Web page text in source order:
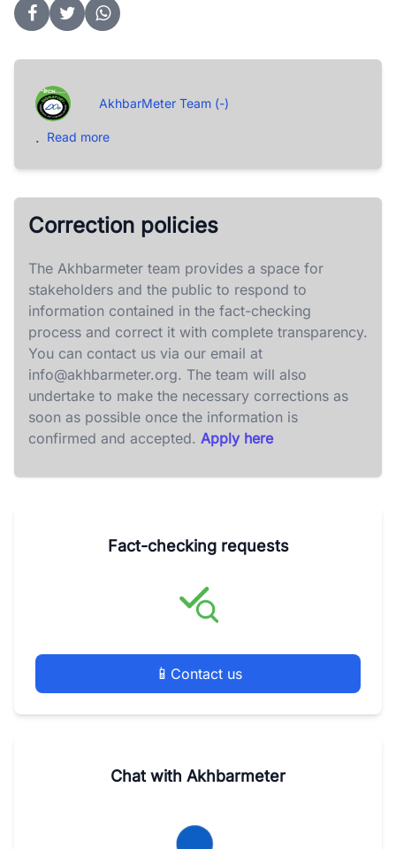
AkhbarMeter Team (-)
. Read more
Correction policies
The Akhbarmeter team provides a space for
stakeholders and the public to respond to
information contained in the fact-checking
process and correct it with complete transparency.
You can contact us via our email at
info@akhbarmeter.org. The team will also
undertake to make the necessary corrections as
soon as possible once the information is
confirmed and accepted. Apply here
Fact-checking requests
📱 Contact us
Chat with Akhbarmeter